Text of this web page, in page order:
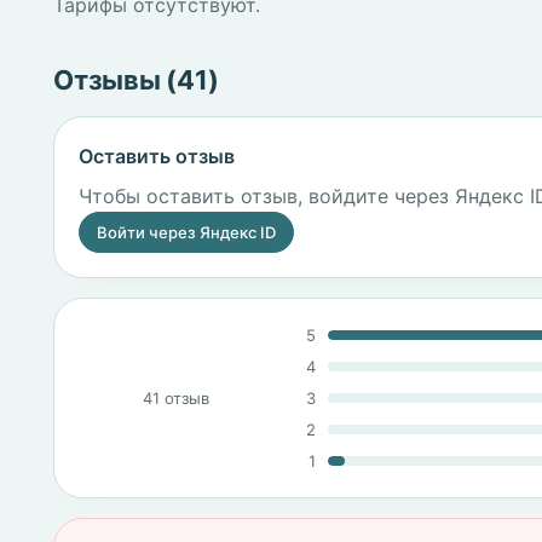
Тарифы отсутствуют.
Отзывы (41)
Оставить отзыв
Чтобы оставить отзыв, войдите через Яндекс
Войти через Яндекс ID
41 отзыв
5
4
3
2
1